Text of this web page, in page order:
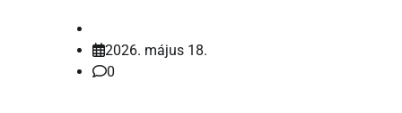
2026. május 18.
0